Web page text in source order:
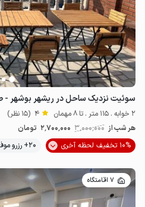
سوئیت نزدیک ساحل در ریشهر بوشهر -
2 خوابه . 115 متر . تا 8 مهمان 4 (15 نظر)
هر شب از 3٬000٬000 2٬700٬000 تومان
10% تخفیف لحظه آخری
20+ رزرو موفق
7 اقامتگاه